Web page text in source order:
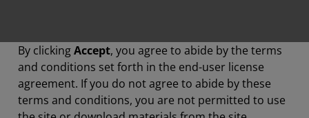
By clickingAccept, you agree to abide by the terms
and conditions set forth in the end-user license
agreement. If you do not agree to abide by these
terms and conditions, you are not permitted to use